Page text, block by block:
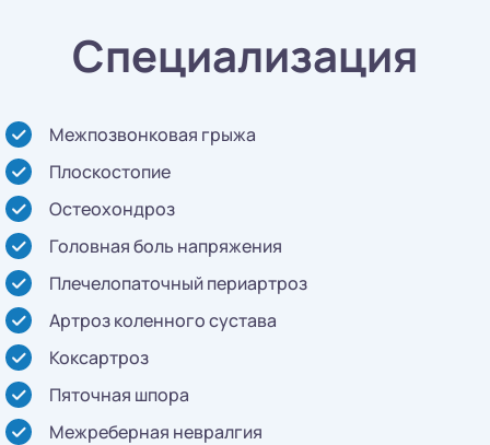
Специализация
Межпозвонковая грыжа
Плоскостопие
Остеохондроз
Головная боль напряжения
Плечелопаточный периартроз
Артроз коленного сустава
Коксартроз
Пяточная шпора
Межреберная невралгия